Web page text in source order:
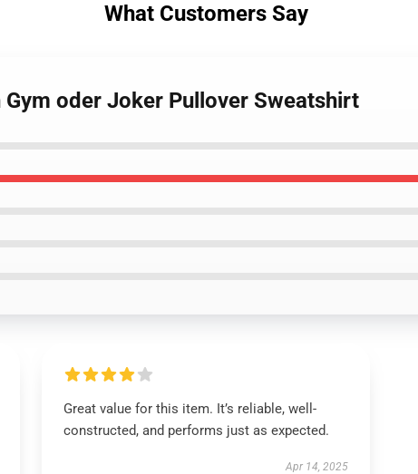
What Customers Say
oder Joker Pullover Sweatshirt
Great value for this item. It’s reliable, well-
constructed, and performs just as expected.
Apr 14, 2025